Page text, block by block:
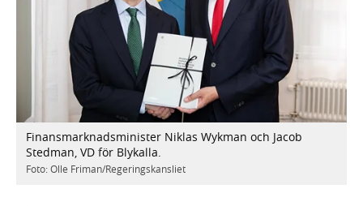
Finansmarknadsminister Niklas Wykman och Jacob
Stedman, VD för Blykalla.
Foto: Olle Friman/Regeringskansliet